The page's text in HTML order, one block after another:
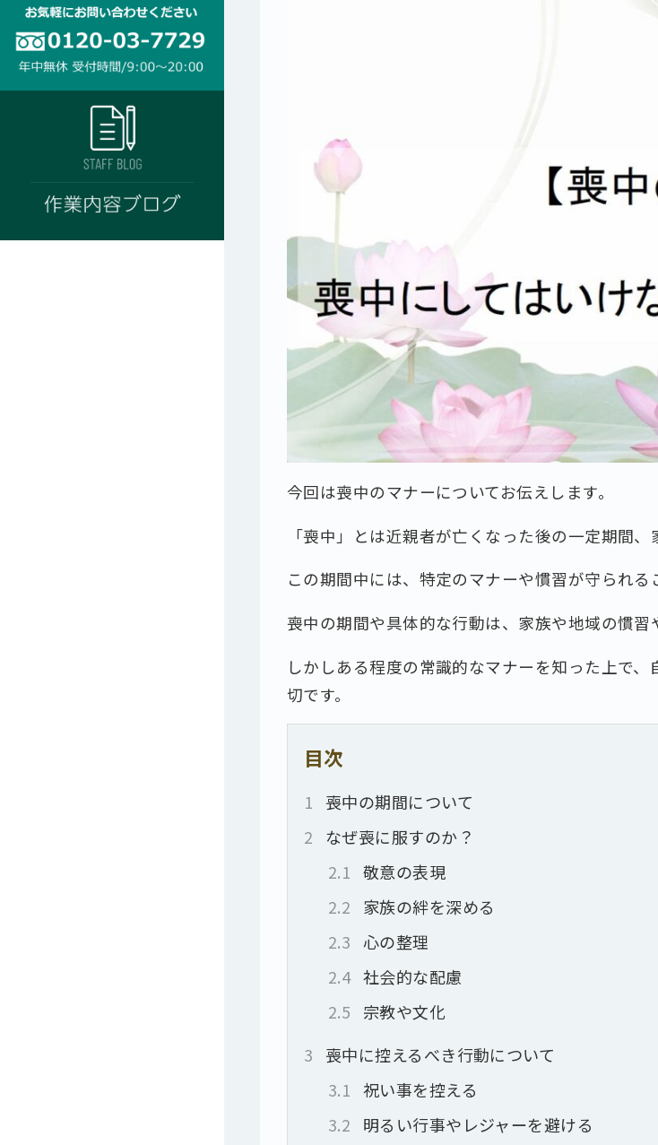
今回は喪中のマナーについてお伝えします。
「喪中」とは近親者が亡くなった後の一定期間、
この期間中には、特定のマナーや慣習が守られる
喪中の期間や具体的な行動は、家族や地域の慣習
しかしある程度の常識的なマナーを知った上で
切です。
目次
1 喪中の期間について
2
なぜ喪に服すのか？
2.1 敬意の表現
2.2
家族の絆を深める
2.3 心の整理
2.4 社会的な配慮
2.5
宗教や文化
3 喪中に控えるべき行動について
3.1 祝い事を控える
3.2
明るい行事やレジャーを避ける